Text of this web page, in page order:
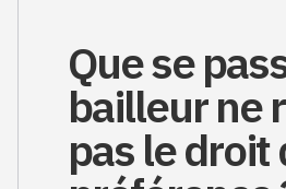
Que se
bailleur ne
pas le droit